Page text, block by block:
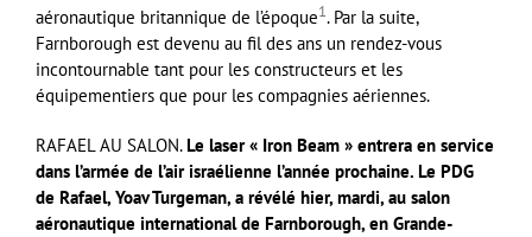
aéronautique britannique de l’époque1. Par la suite,
Farnborough est devenu au fil des ans un rendez-vous
incontournable tant pour les constructeurs et les
équipementiers que pour les compagnies aériennes.
RAFAEL AU SALON.Le laser « Iron Beam » entrera en service
dans l’armée de l’air israélienne l’année prochaine. Le PDG
de Rafael, Yoav Turgeman, a révélé hier, mardi, au salon
aéronautique international de Farnborough, en Grande-